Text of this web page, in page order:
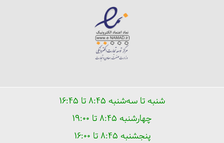
شنبه تا سه‌شنبه ۸:۴۵ تا ۱۶:۴۵
چهارشنبه ۸:۴۵ تا ۱۹:۰۰
پنجشنبه ۸:۴۵ تا ۱۶:۰۰